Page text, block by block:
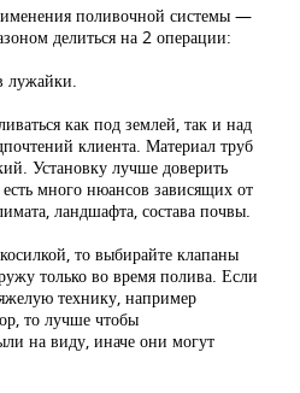
поливочной системы —
делиться на 2 операции:
лужайки.
как под землей, так и над
клиента. Материал труб
Установку лучше доверить
много нюансов зависящих от
ландшафта, состава почвы.
то выбирайте клапаны
только во время полива. Если
технику, например
то лучше чтобы
на виду, иначе они могут